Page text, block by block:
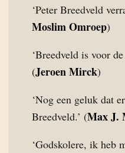
‘Peter Breedveld
Moslim Omroep)
‘Breedveld is voor
(Jeroen Mirck)
‘Nog een geluk dat
Breedveld.’ (Max J.
‘Godskolere, ik heb